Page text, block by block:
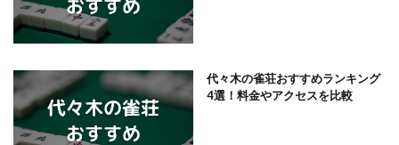
代々木の雀荘おすすめランキング
4選！料金やアクセスを比較